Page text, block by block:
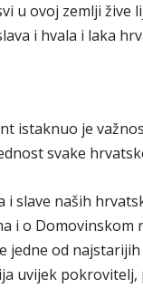
u ovoj zemlji
i hvala i laka
istaknuo je
svake
i slave naših
i o
jedne od
uvijek